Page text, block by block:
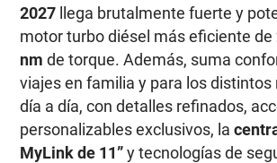
2027 llega brutalmente fuerte y
motor turbo diésel más eficiente de
nm de torque. Además, suma
viajes en familia y para los distintos
día a día, con detalles refinados,
personalizables exclusivos, la
MyLink de 11”y tecnologías de